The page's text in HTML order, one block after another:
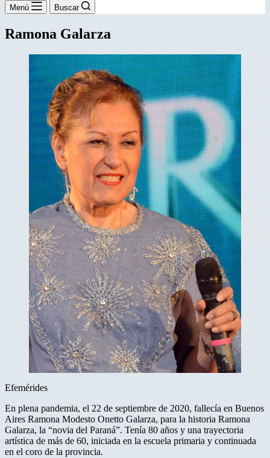
Menú Buscar
Ramona Galarza
Efemérides
En plena pandemia, el 22 de septiembre de 2020, fallecía en Buenos
Aires ​Ramona Modesto Onetto Galarza, para la historia Ramona
Galarza, la “novia del Paraná”. Tenía 80 años y una trayectoria
artística de más de 60, iniciada en la escuela primaria y continuada
en el coro de la provincia.